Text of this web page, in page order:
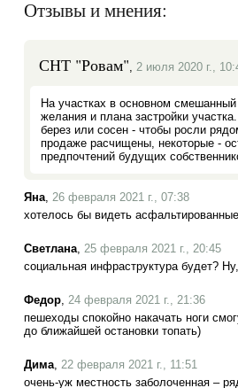
Отзывы и мнения:
СНТ "Ровам", 2 июля 2020 г.,
На участках в основном
желания и плана застройки
берез или сосен - чтобы росли
продаже расчищены, некоторые -
предпочтений будущих
Яна, 26 февраля 2021 г., 07:38
хотелось бы видеть
Светлана, 25 февраля 2021 г., 20:45
социальная инфраструктура будет?
Федор, 24 февраля 2021 г., 21:36
пешеходы спокойно накачать ноги
до ближайшей остановки топать)
Дима, 22 февраля 2021 г., 11:51
очень-уж местность заболоченная –